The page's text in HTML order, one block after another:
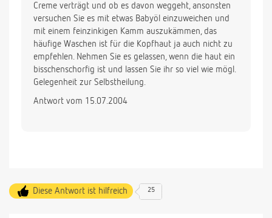
Creme verträgt und ob es davon weggeht, ansonsten
versuchen Sie es mit etwas Babyöl einzuweichen und
mit einem feinzinkigen Kamm auszukämmen, das
häufige Waschen ist für die Kopfhaut ja auch nicht zu
empfehlen. Nehmen Sie es gelassen, wenn die haut ein
bisschenschorfig ist und lassen Sie ihr so viel wie mögl.
Gelegenheit zur Selbstheilung.
Antwort vom 15.07.2004
Diese Antwort ist hilfreich 25